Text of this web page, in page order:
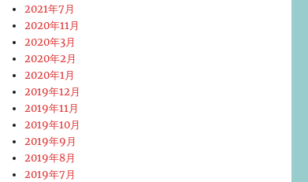
2021年7月
2020年11月
2020年3月
2020年2月
2020年1月
2019年12月
2019年11月
2019年10月
2019年9月
2019年8月
2019年7月